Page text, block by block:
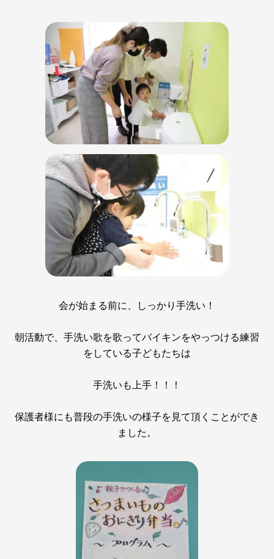
会が始まる前に、しっかり手洗い！
朝活動で、手洗い歌を歌ってバイキンをやっつける練習
をしている子どもたちは
手洗いも上手！！！
保護者様にも普段の手洗いの様子を見て頂くことができ
ました。